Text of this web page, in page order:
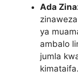
Ada
ya
ambalo
jumla
kimataifa.